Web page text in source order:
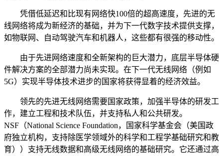
凭借低延迟和比现有网络快100倍的超高速度，先进的无
线网络将成为新经济的基础，并为下一代数字技术提供支撑，
如物联网、自动驾驶汽车和机器人，这些都有很强的移动性。
由于先进网络速度和全新架构的巨大潜力，底层半导体硬
件解决方案的全部潜力尚未实现。在下一代无线网络（例如
5G）实现半导体技术进步的国家将获得显着的经济效益。
领先的先进无线网络需要国家政策，加强半导体的研发工
作，建立工程和技术队伍，并支持私人和公共研发。
NSF（National Science Foundation，国家科学基金会（美国政
府独立机构，支持除医学领域外的科学和工程学基础研究和教
育））支持无线数据和高级无线网络的基础研究。它还通过高